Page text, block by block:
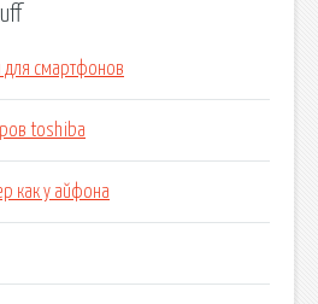
смартфонов
toshiba
как у айфона